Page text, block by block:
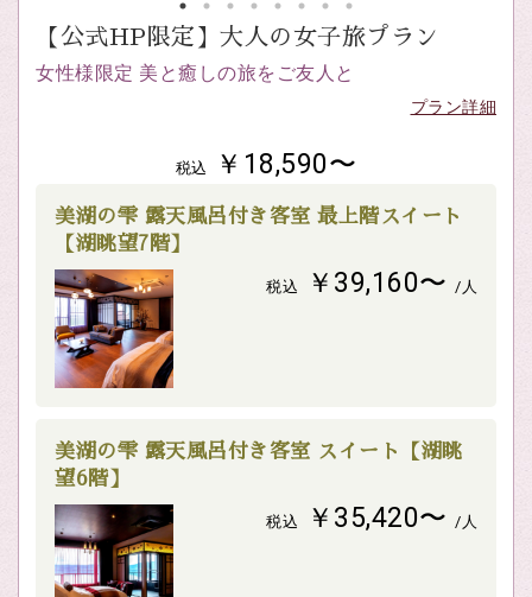
【公式HP限定】大人の女子旅プラン
女性様限定 美と癒しの旅をご友人と
プラン詳細
税込 ￥18,590〜
美湖の雫 露天風呂付き客室 最上階スイート
【湖眺望7階】
税込 ￥39,160〜 /人
美湖の雫 露天風呂付き客室 スイート【湖眺
望6階】
税込 ￥35,420〜 /人